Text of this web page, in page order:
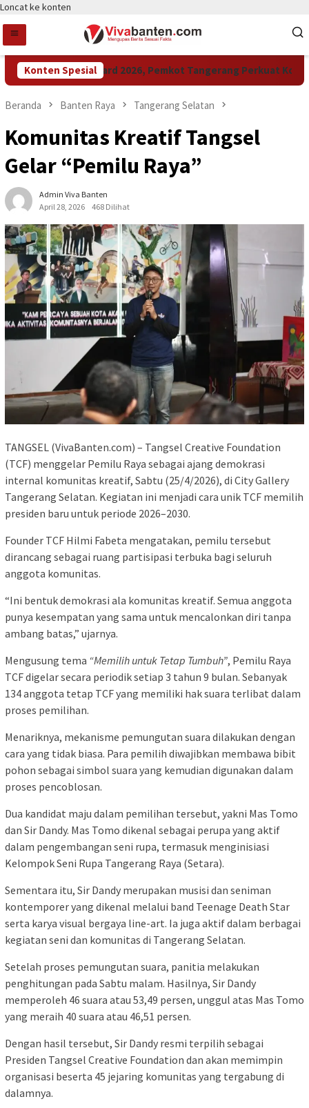
Loncat ke konten
Konten Spesial
Raih LPM Award 2026, Pemkot Tangerang Perkuat
Beranda Banten Raya Tangerang Selatan
Komunitas Kreatif Tangsel
Gelar “Pemilu Raya”
Admin Viva Banten
April 28, 2026
468 Dilihat
TANGSEL (VivaBanten.com) – Tangsel Creative Foundation
(TCF) menggelar Pemilu Raya sebagai ajang demokrasi
internal komunitas kreatif, Sabtu (25/4/2026), di City Gallery
Tangerang Selatan. Kegiatan ini menjadi cara unik TCF memilih
presiden baru untuk periode 2026–2030.
Founder TCF Hilmi Fabeta mengatakan, pemilu tersebut
dirancang sebagai ruang partisipasi terbuka bagi seluruh
anggota komunitas.
“Ini bentuk demokrasi ala komunitas kreatif. Semua anggota
punya kesempatan yang sama untuk mencalonkan diri tanpa
ambang batas,” ujarnya.
Mengusung tema “Memilih untuk Tetap Tumbuh”, Pemilu Raya
TCF digelar secara periodik setiap 3 tahun 9 bulan. Sebanyak
134 anggota tetap TCF yang memiliki hak suara terlibat dalam
proses pemilihan.
Menariknya, mekanisme pemungutan suara dilakukan dengan
cara yang tidak biasa. Para pemilih diwajibkan membawa bibit
pohon sebagai simbol suara yang kemudian digunakan dalam
proses pencoblosan.
Dua kandidat maju dalam pemilihan tersebut, yakni Mas Tomo
dan Sir Dandy. Mas Tomo dikenal sebagai perupa yang aktif
dalam pengembangan seni rupa, termasuk menginisiasi
Kelompok Seni Rupa Tangerang Raya (Setara).
Sementara itu, Sir Dandy merupakan musisi dan seniman
kontemporer yang dikenal melalui band Teenage Death Star
serta karya visual bergaya line-art. Ia juga aktif dalam berbagai
kegiatan seni dan komunitas di Tangerang Selatan.
Setelah proses pemungutan suara, panitia melakukan
penghitungan pada Sabtu malam. Hasilnya, Sir Dandy
memperoleh 46 suara atau 53,49 persen, unggul atas Mas Tomo
yang meraih 40 suara atau 46,51 persen.
Dengan hasil tersebut, Sir Dandy resmi terpilih sebagai
Presiden Tangsel Creative Foundation dan akan memimpin
organisasi beserta 45 jejaring komunitas yang tergabung di
dalamnya.